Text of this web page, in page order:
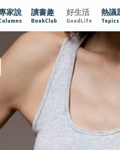
家說 讀書趣
BookClub
好生活
GoodLife
熱議
Topics
識攝護腺肥大 守護骨骼健康